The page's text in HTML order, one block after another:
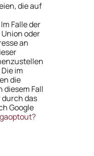
die auf
Falle der
oder
an
im
die
Fall
das
Google